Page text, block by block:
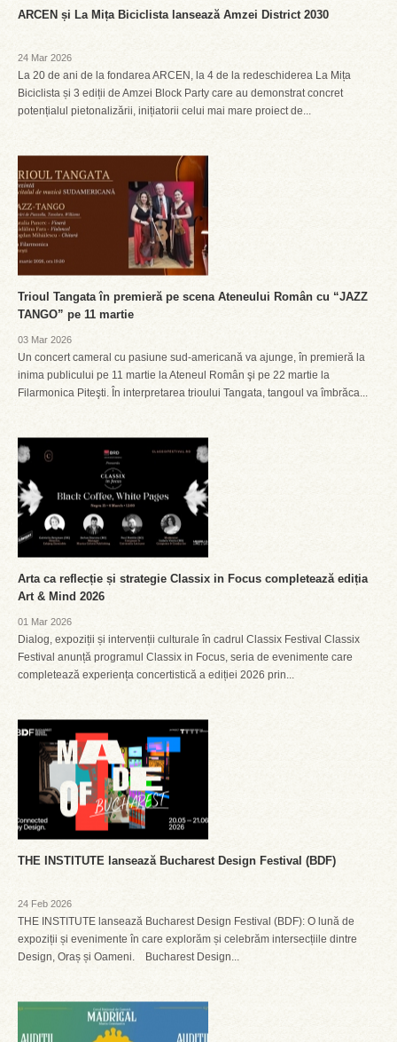
ARCEN și La Mița Biciclista lansează Amzei District 2030
24 Mar 2026
La 20 de ani de la fondarea ARCEN, la 4 de la redeschiderea La Mița
Biciclista și 3 ediții de Amzei Block Party care au demonstrat concret
potențialul pietonalizării, inițiatorii celui mai mare proiect de...
Trioul Tangata în premieră pe scena Ateneului Român cu “JAZZ
TANGO” pe 11 martie
03 Mar 2026
Un concert cameral cu pasiune sud-americană va ajunge, în premieră la
inima publicului pe 11 martie la Ateneul Român şi pe 22 martie la
Filarmonica Piteşti. În interpretarea trioului Tangata, tangoul va îmbrăca...
Arta ca reflecție și strategie Classix in Focus completează ediția
Art & Mind 2026
01 Mar 2026
Dialog, expoziții și intervenții culturale în cadrul Classix Festival Classix
Festival anunță programul Classix in Focus, seria de evenimente care
completează experiența concertistică a ediției 2026 prin...
THE INSTITUTE lansează Bucharest Design Festival (BDF)
24 Feb 2026
THE INSTITUTE lansează Bucharest Design Festival (BDF): O lună de
expoziții și evenimente în care explorăm și celebrăm intersecțiile dintre
Design, Oraș și Oameni. Bucharest Design...